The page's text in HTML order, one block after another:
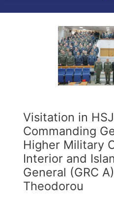
Visitation in
Commanding
Higher Military
Interior and
General (GRC
Theodorou